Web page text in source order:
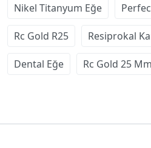
Nikel Titanyum Eğe
Rc Gold R25 Resiprokal
Dental Eğe Rc Gold 25 Mm